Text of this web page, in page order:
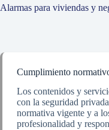
Alarmas para viviendas y
Cumplimiento
Los contenidos y
con la seguridad
normativa vigente y a
profesionalidad y